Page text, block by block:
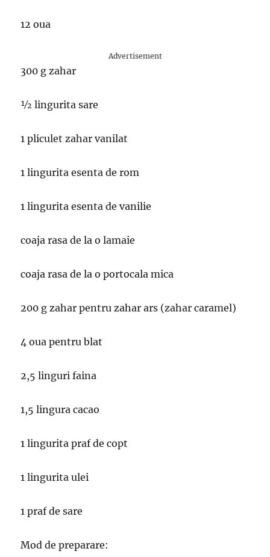
12 oua
Advertisement
300 g zahar
½ lingurita sare
1 pliculet zahar vanilat
1 lingurita esenta de rom
1 lingurita esenta de vanilie
coaja rasa de la o lamaie
coaja rasa de la o portocala mica
200 g zahar pentru zahar ars (zahar caramel)
4 oua pentru blat
2,5 linguri faina
1,5 lingura cacao
1 lingurita praf de copt
1 lingurita ulei
1 praf de sare
Mod de preparare: